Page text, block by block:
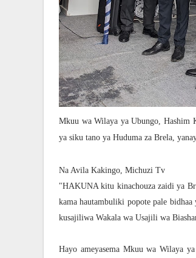
Mkuu wa Wilaya ya Ubungo, Hashim
ya siku tano ya Huduma za Brela,
Na Avila Kakingo, Michuzi Tv
"HAKUNA kitu kinachouza zaidi ya
kama hautambuliki popote pale
kusajiliwa Wakala wa Usajili wa
Hayo ameyasema Mkuu wa Wilaya